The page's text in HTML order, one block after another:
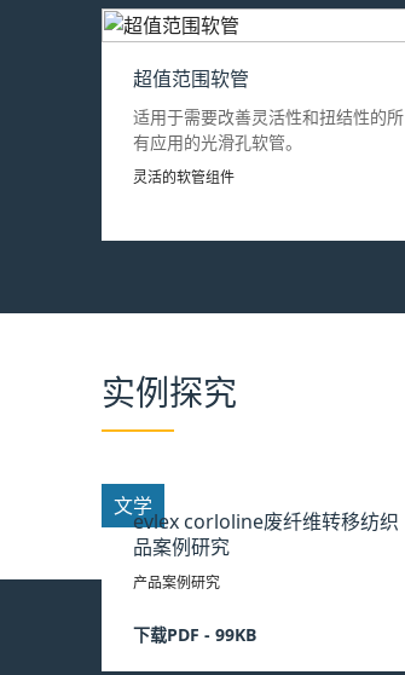
超值范围软管
适用于需要改善灵活性和扭结性的所
有应用的光滑孔软管。
灵活的软管组件
实例探究
文学
evlex corloline废纤维转移纺织
品案例研究
产品案例研究
下载PDF - 99KB